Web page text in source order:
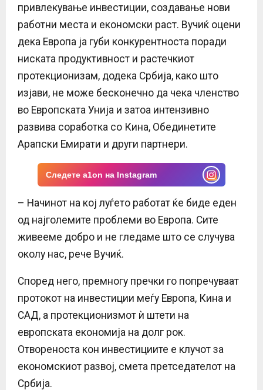
привлекување инвестиции, создавање нови
работни места и економски раст. Вучиќ оцени
дека Европа ја губи конкурентноста поради
ниската продуктивност и растечкиот
протекционизам, додека Србија, како што
изјави, не може бесконечно да чека членство
во Европската Унија и затоа интензивно
развива соработка со Кина, Обединетите
Арапски Емирати и други партнери.
Следете a1on на Instagram
– Начинот на кој луѓето работат ќе биде еден
од најголемите проблеми во Европа. Сите
живееме добро и не гледаме што се случува
околу нас, рече Вучиќ.
Според него, премногу пречки го попречуваат
протокот на инвестиции меѓу Европа, Кина и
САД, а протекционизмот ѝ штети на
европската економија на долг рок.
Отвореноста кон инвестициите е клучот за
економскиот развој, смета претседателот на
Србија.